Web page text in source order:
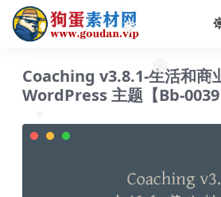
❅
❅
❅
❅
Coaching v3.8.1-生活和商
WordPress 主题【Bb-0039